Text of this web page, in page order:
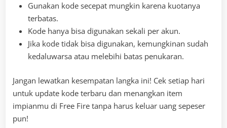
Gunakan kode secepat mungkin karena kuotanya
terbatas.
Kode hanya bisa digunakan sekali per akun.
Jika kode tidak bisa digunakan, kemungkinan sudah
kedaluwarsa atau melebihi batas penukaran.
Jangan lewatkan kesempatan langka ini! Cek setiap hari
untuk update kode terbaru dan menangkan item
impianmu di Free Fire tanpa harus keluar uang sepeser
pun!